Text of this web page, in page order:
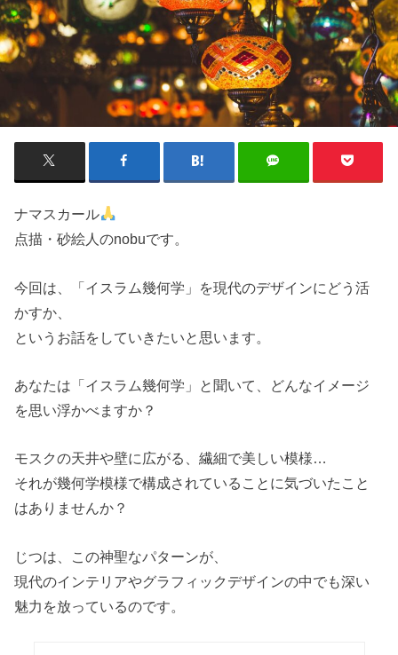
ナマスカール
点描・砂絵人のnobuです。
今回は、「イスラム幾何学」を現代のデザインにどう活
かすか、
というお話をしていきたいと思います。
あなたは「イスラム幾何学」と聞いて、どんなイメージ
を思い浮かべますか？
モスクの天井や壁に広がる、繊細で美しい模様…
それが幾何学模様で構成されていることに気づいたこと
はありませんか？
じつは、この神聖なパターンが、
現代のインテリアやグラフィックデザインの中でも深い
魅力を放っているのです。